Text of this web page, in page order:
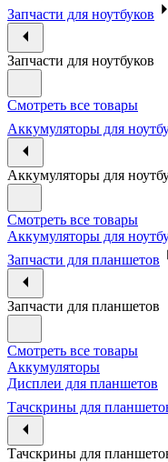
Запчасти для ноутбуков
Запчасти для ноутбуков
Смотреть все товары
Аккумуляторы для
Аккумуляторы для
Смотреть все товары
Аккумуляторы для
Запчасти для планшетов
Запчасти для планшетов
Смотреть все товары
Аккумуляторы
Дисплеи для планшетов
Тачскрины для
Тачскрины для